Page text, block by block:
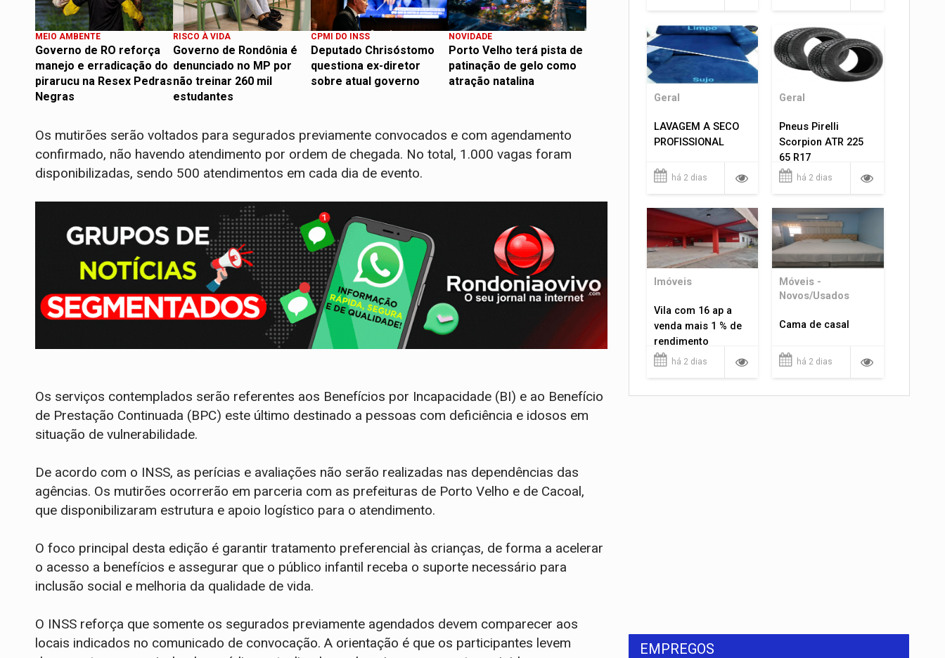
MEIO AMBENTE
Governo de RO reforça
manejo e erradicação do
pirarucu na Resex Pedras
Negras
RISCO À VIDA
Governo de Rondônia é
denunciado no MP por
não treinar 260 mil
estudantes
CPMI DO INSS
Deputado Chrisóstomo
questiona ex-diretor
sobre atual governo
NOVIDADE
Porto Velho terá pista de
patinação de gelo como
atração natalina
Os mutirões serão voltados para segurados previamente convocados e com agendamento
confirmado, não havendo atendimento por ordem de chegada. No total, 1.000 vagas foram
disponibilizadas, sendo 500 atendimentos em cada dia de evento.
Os serviços contemplados serão referentes aos Benefícios por Incapacidade (BI) e ao Benefício
de Prestação Continuada (BPC) este último destinado a pessoas com deficiência e idosos em
situação de vulnerabilidade.
De acordo com o INSS, as perícias e avaliações não serão realizadas nas dependências das
agências. Os mutirões ocorrerão em parceria com as prefeituras de Porto Velho e de Cacoal,
que disponibilizaram estrutura e apoio logístico para o atendimento.
O foco principal desta edição é garantir tratamento preferencial às crianças, de forma a acelerar
o acesso a benefícios e assegurar que o público infantil receba o suporte necessário para
inclusão social e melhoria da qualidade de vida.
O INSS reforça que somente os segurados previamente agendados devem comparecer aos
locais indicados no comunicado de convocação. A orientação é que os participantes levem
Geral
LAVAGEM A SECO
PROFISSIONAL
há 2 dias
Geral
Pneus Pirelli
Scorpion ATR 225
65 R17
há 2 dias
Imóveis
Vila com 16 ap a
venda mais 1 % de
rendimento
há 2 dias
Móveis -
Novos/Usados
Cama de casal
há 2 dias
EMPREGOS